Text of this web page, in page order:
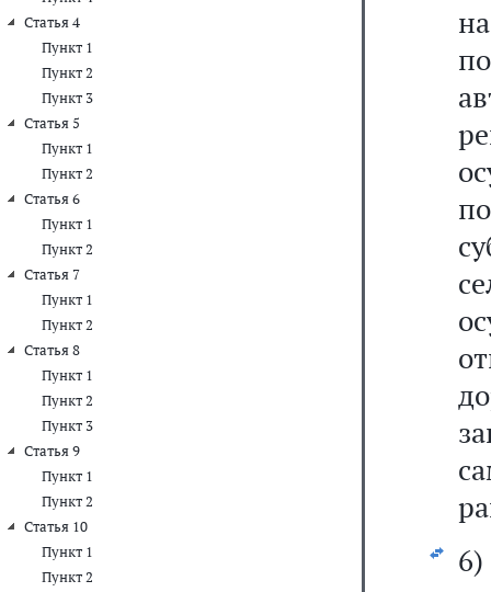
Статья 4
Пункт 1
Пункт 2
Пункт 3
Статья 5
Пункт 1
Пункт 2
Статья 6
Пункт 1
Пункт 2
Статья 7
Пункт 1
Пункт 2
Статья 8
Пункт 1
Пункт 2
Пункт 3
Статья 9
Пункт 1
Пункт 2
Статья 10
Пункт 1
Пункт 2